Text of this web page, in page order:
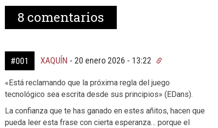
8 comentarios
#001 XAQUÍN - 20 enero 2026 - 13:22
«Está reclamando que la próxima regla del juego
tecnológico sea escrita desde sus principios» (EDans).
La confianza que te has ganado en estes añitos, hacen que
pueda leer esta frase con cierta esperanza… porque el